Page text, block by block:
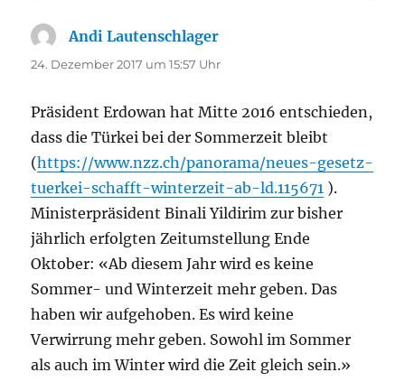
Andi Lautenschlager
24. Dezember 2017 um 15:57 Uhr
Präsident Erdowan hat Mitte 2016 entschieden,
dass die Türkei bei der Sommerzeit bleibt
(https://www.nzz.ch/panorama/neues-gesetz-
tuerkei-schafft-winterzeit-ab-ld.115671 ).
Ministerpräsident Binali Yildirim zur bisher
jährlich erfolgten Zeitumstellung Ende
Oktober: «Ab diesem Jahr wird es keine
Sommer- und Winterzeit mehr geben. Das
haben wir aufgehoben. Es wird keine
Verwirrung mehr geben. Sowohl im Sommer
als auch im Winter wird die Zeit gleich sein.»